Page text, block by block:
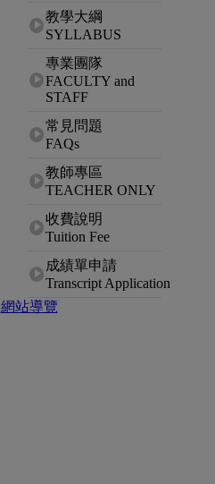
教學大綱
SYLLABUS
專業團隊
FACULTY and
STAFF
常見問題
FAQs
教師專區
TEACHER ONLY
收費說明
Tuition Fee
成績單申請
Transcript Application
網站導覽